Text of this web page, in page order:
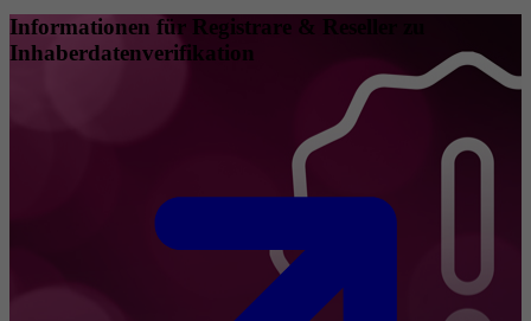
Informationen für Registrare & Reseller zu
Inhaberdatenverifikation